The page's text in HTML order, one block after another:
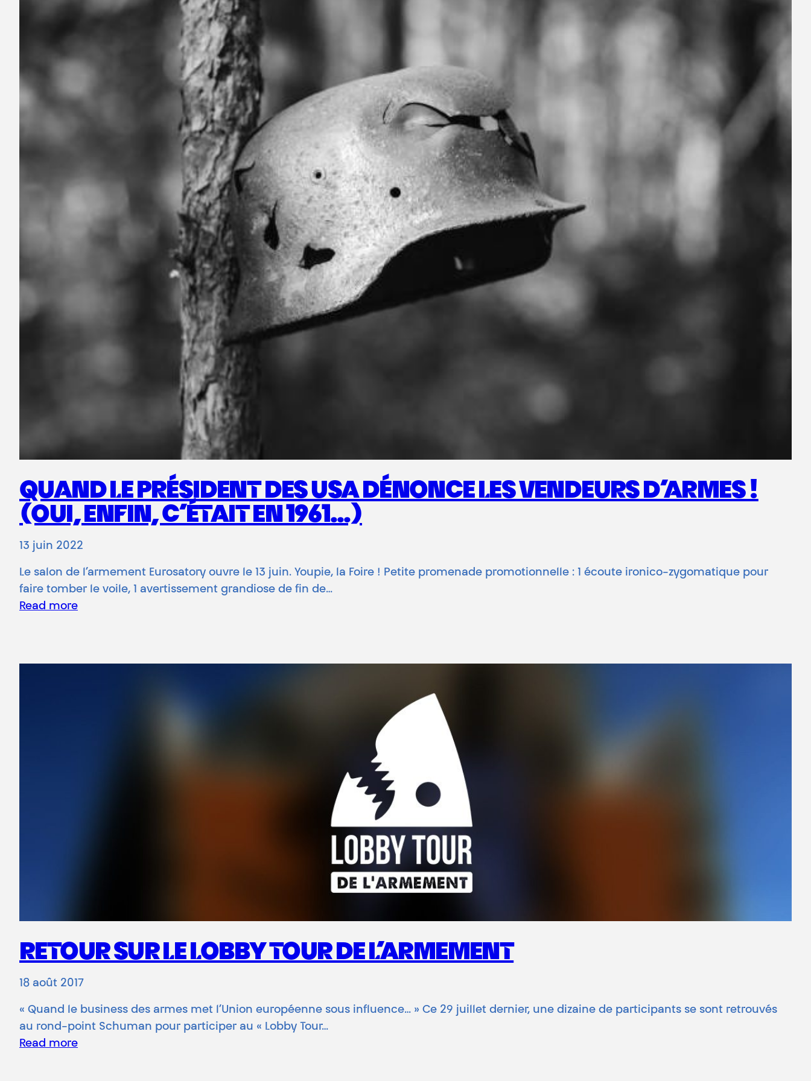
QUAND LE PRÉSIDENT DES USA DÉNONCE LES VENDEURS D’ARMES !
(OUI, ENFIN, C’ÉTAIT EN 1961…)
13 juin 2022
Le salon de l’armement Eurosatory ouvre le 13 juin. Youpie, la Foire ! Petite promenade promotionnelle : 1 écoute ironico-zygomatique pour
faire tomber le voile, 1 avertissement grandiose de fin de…
Read more
RETOUR SUR LE LOBBY TOUR DE L’ARMEMENT
18 août 2017
« Quand le business des armes met l’Union européenne sous influence… » Ce 29 juillet dernier, une dizaine de participants se sont retrouvés
au rond-point Schuman pour participer au « Lobby Tour…
Read more